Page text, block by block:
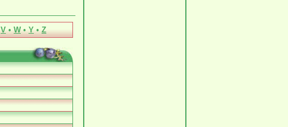
V • W • Y • Z